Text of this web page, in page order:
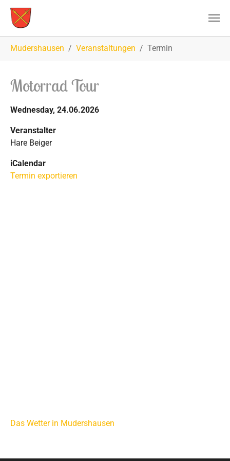
Zum Hauptinhalt springen
Mudershausen Veranstaltungen Termin
Motorrad Tour
Wednesday, 24.06.2026
Veranstalter
Hare Beiger
iCalendar
Termin exportieren
Das Wetter in Mudershausen